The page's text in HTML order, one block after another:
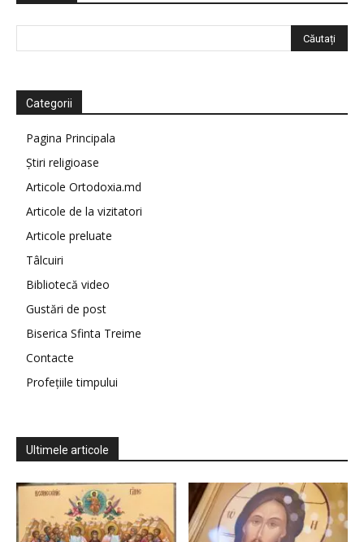
Categorii
Pagina Principala
Știri religioase
Articole Ortodoxia.md
Articole de la vizitatori
Articole preluate
Tâlcuiri
Bibliotecă video
Gustări de post
Biserica Sfinta Treime
Contacte
Profețiile timpului
Ultimele articole